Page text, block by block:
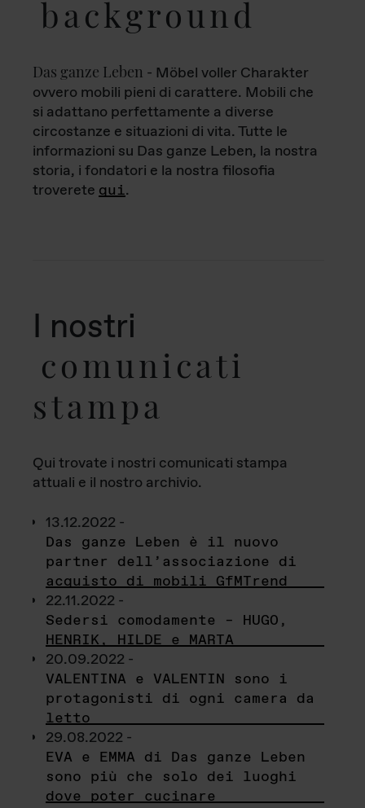
background
Das ganze Leben - Möbel voller Charakter
ovvero mobili pieni di carattere. Mobili che
si adattano perfettamente a diverse
circostanze e situazioni di vita. Tutte le
informazioni su Das ganze Leben, la nostra
storia, i fondatori e la nostra filosofia
troverete qui.
I nostri
comunicati
stampa
Qui trovate i nostri comunicati stampa
attuali e il nostro archivio.
13.12.2022 -
Das ganze Leben è il nuovo
partner dell’associazione di
acquisto di mobili GfMTrend
22.11.2022 -
Sedersi comodamente – HUGO,
HENRIK, HILDE e MARTA
20.09.2022 -
VALENTINA e VALENTIN sono i
protagonisti di ogni camera da
letto
29.08.2022 -
EVA e EMMA di Das ganze Leben
sono più che solo dei luoghi
dove poter cucinare